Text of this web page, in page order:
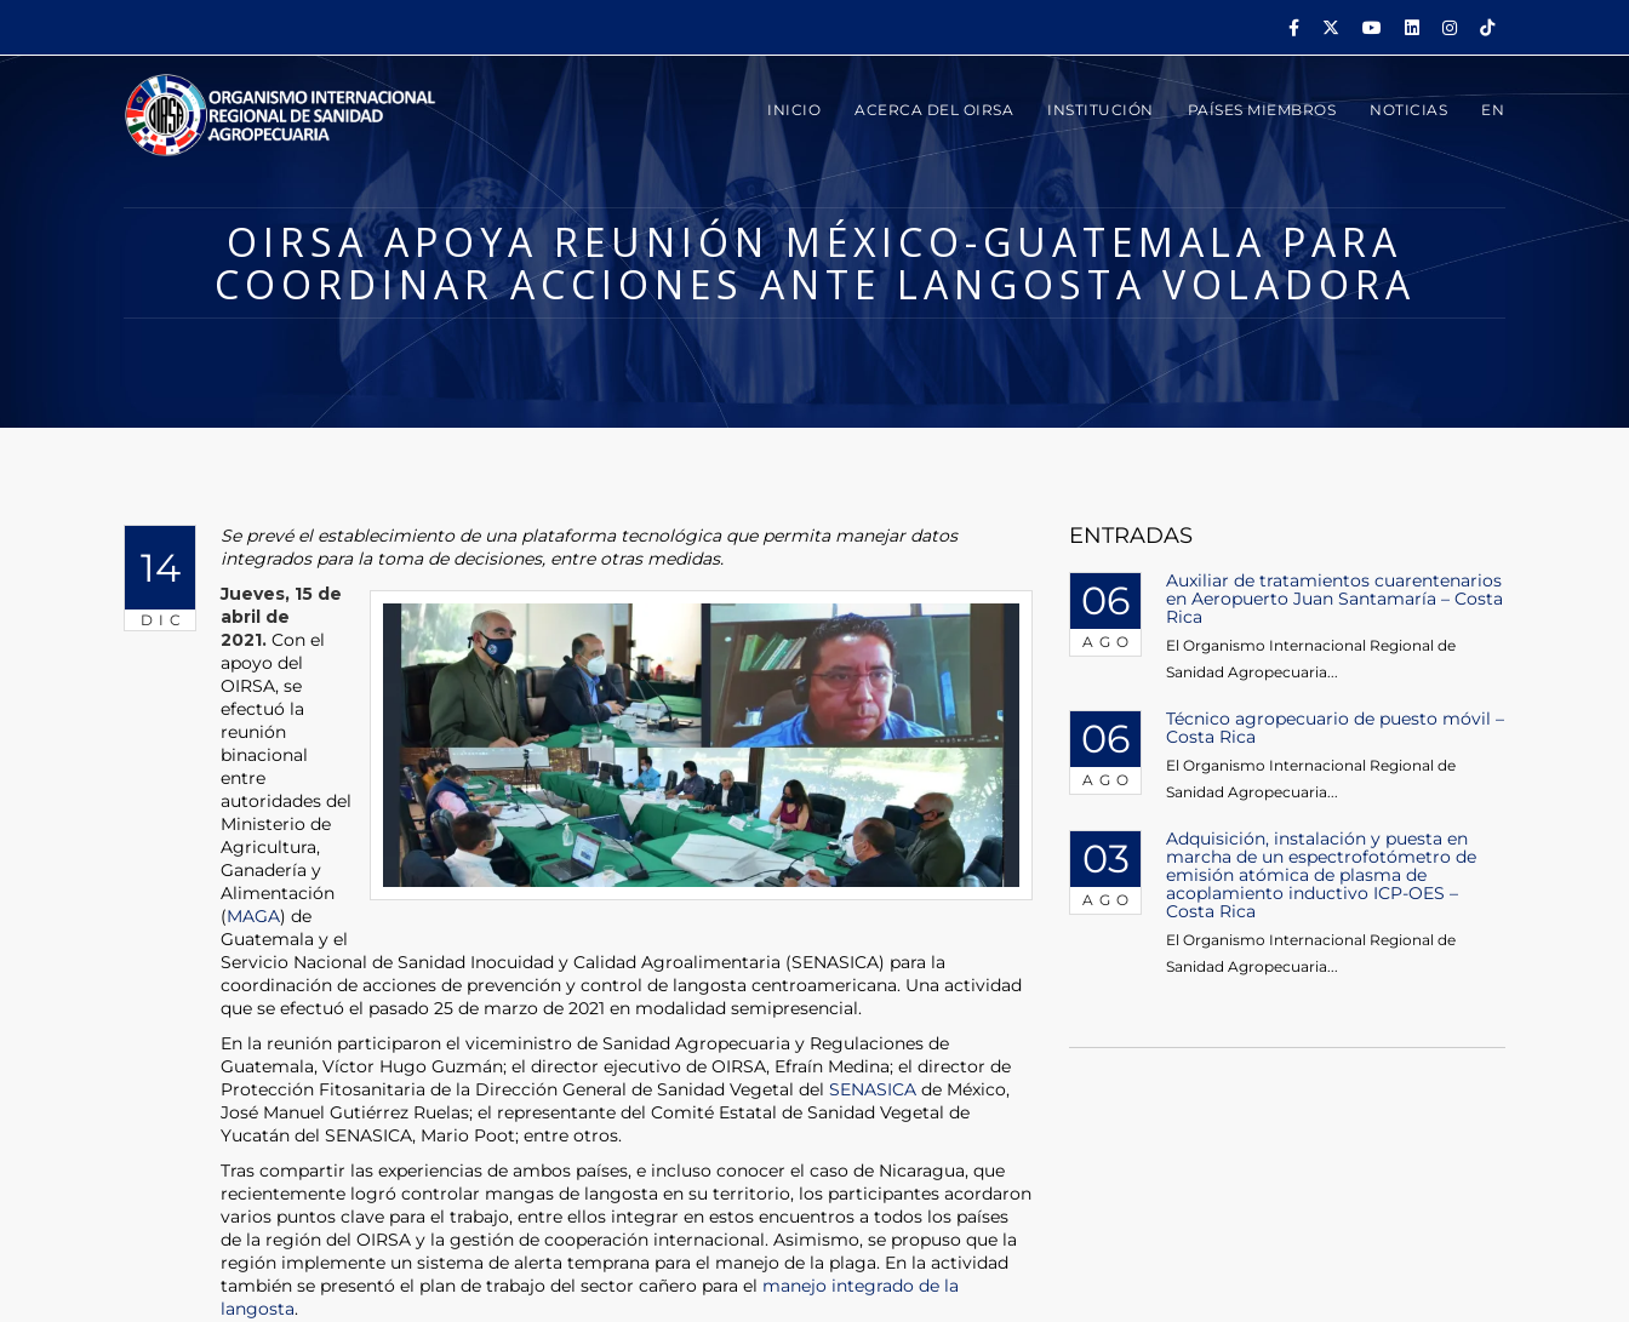
INICIO ACERCA DEL OIRSA INSTITUCIÓN PAÍSES MIEMBROS NOTICIAS EN
OIRSA APOYA REUNIÓN MÉXICO-GUATEMALA PARA
COORDINAR ACCIONES ANTE LANGOSTA VOLADORA
14
DIC
Se prevé el establecimiento de una plataforma tecnológica que permita manejar datos
integrados para la toma de decisiones, entre otras medidas.
Jueves, 15 de
abril de
2021. Con el
apoyo del
OIRSA, se
efectuó la
reunión
binacional
entre
autoridades del
Ministerio de
Agricultura,
Ganadería y
Alimentación
(MAGA) de
Guatemala y el
Servicio Nacional de Sanidad Inocuidad y Calidad Agroalimentaria (SENASICA) para la
coordinación de acciones de prevención y control de langosta centroamericana. Una actividad
que se efectuó el pasado 25 de marzo de 2021 en modalidad semipresencial.
En la reunión participaron el viceministro de Sanidad Agropecuaria y Regulaciones de
Guatemala, Víctor Hugo Guzmán; el director ejecutivo de OIRSA, Efraín Medina; el director de
Protección Fitosanitaria de la Dirección General de Sanidad Vegetal del SENASICA de México,
José Manuel Gutiérrez Ruelas; el representante del Comité Estatal de Sanidad Vegetal de
Yucatán del SENASICA, Mario Poot; entre otros.
Tras compartir las experiencias de ambos países, e incluso conocer el caso de Nicaragua, que
recientemente logró controlar mangas de langosta en su territorio, los participantes acordaron
varios puntos clave para el trabajo, entre ellos integrar en estos encuentros a todos los países
de la región del OIRSA y la gestión de cooperación internacional. Asimismo, se propuso que la
región implemente un sistema de alerta temprana para el manejo de la plaga. En la actividad
también se presentó el plan de trabajo del sector cañero para el manejo integrado de la
langosta.
ENTRADAS
06
AGO
Auxiliar de tratamientos cuarentenarios
en Aeropuerto Juan Santamaría – Costa
Rica
El Organismo Internacional Regional de
Sanidad Agropecuaria...
06
AGO
Técnico agropecuario de puesto móvil –
Costa Rica
El Organismo Internacional Regional de
Sanidad Agropecuaria...
03
AGO
Adquisición, instalación y puesta en
marcha de un espectrofotómetro de
emisión atómica de plasma de
acoplamiento inductivo ICP-OES –
Costa Rica
El Organismo Internacional Regional de
Sanidad Agropecuaria...